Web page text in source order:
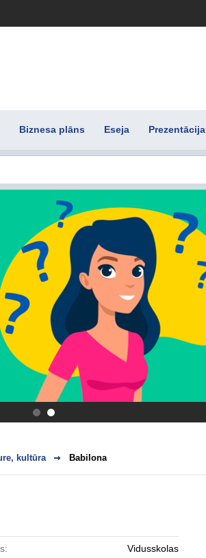
Biznesa plāns Eseja Prezentācija
.
kultūra Babilona
Vidusskolas